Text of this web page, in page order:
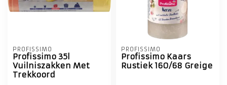
PROFISSIMO
Profissimo 35l
Vuilniszakken Met
Trekkoord
PROFISSIMO
Profissimo Kaars
Rustiek 160/68 Greige